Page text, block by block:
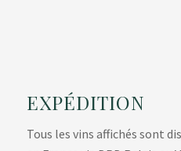
EXPÉDITION
Tous les vins affichés sont